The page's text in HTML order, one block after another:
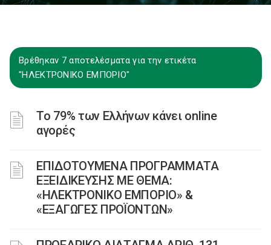
Βρέθηκαν 7 αποτελέσματα για την ετικέτα
"ΗΛΕΚΤΡΟΝΙΚΟ ΕΜΠΟΡΙΟ"
Το 79% των Ελλήνων κάνει online
αγορές
ΕΠΙΔΟΤΟΥΜΕΝΑ ΠΡΟΓΡΑΜΜΑΤΑ
ΕΞΕΙΔΙΚΕΥΣΗΣ ΜΕ ΘΕΜΑ:
«ΗΛΕΚΤΡΟΝΙΚΟ ΕΜΠΟΡΙΟ» &
«ΕΞΑΓΩΓΕΣ ΠΡΟΪΟΝΤΩΝ»